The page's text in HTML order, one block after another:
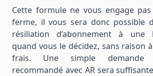
Cette formule ne vous engage
ferme, il vous sera donc possible
résiliation d’abonnement à une
quand vous le décidez, sans raison
frais. Une simple demande
recommandé avec AR sera